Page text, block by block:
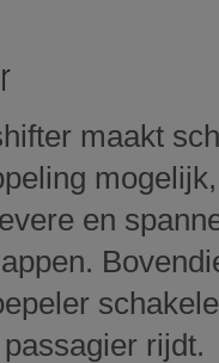
maakt
en
rijdt.